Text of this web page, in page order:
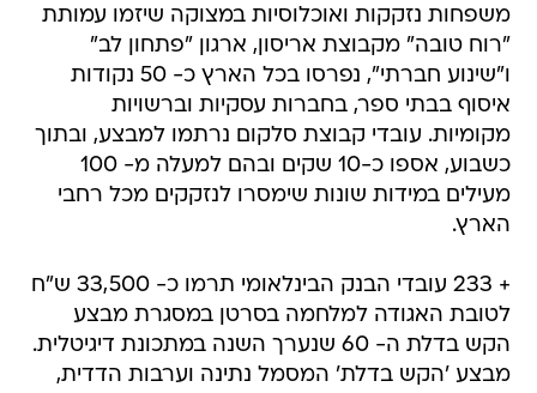
משפחות נזקקות ואוכלוסיות במצוקה שיזמו עמותת
"רוח טובה" מקבוצת אריסון, ארגון "פתחון לב"
ו"שינוע חברתי", נפרסו בכל הארץ כ- 50 נקודות
איסוף בבתי ספר, בחברות עסקיות וברשויות
מקומיות. עובדי קבוצת סלקום נרתמו למבצע, ובתוך
כשבוע, אספו כ-10 שקים ובהם למעלה מ- 100
מעילים במידות שונות שימסרו לנזקקים מכל רחבי
הארץ.
+ 233 עובדי הבנק הבינלאומי תרמו כ- 33,500 ש"ח
לטובת האגודה למלחמה בסרטן במסגרת מבצע
הקש בדלת ה- 60 שנערך השנה במתכונת דיגיטלית.
מבצע 'הקש בדלת' המסמל נתינה וערבות הדדית,